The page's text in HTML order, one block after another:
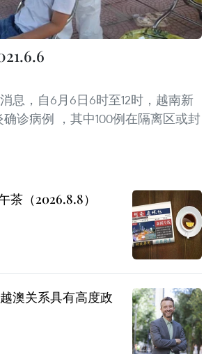
息，自6月6日6时至12时，越南新
确诊病例 ，其中100例在隔离区或封
茶（2026.8.8）
澳关系具有高度政